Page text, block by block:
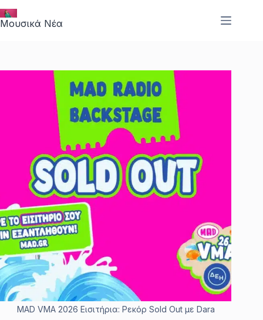
στο
περιεχόμενο
Μουσικά Νέα
MAD VMA 2026 Εισιτήρια: Ρεκόρ Sold Out με Dara